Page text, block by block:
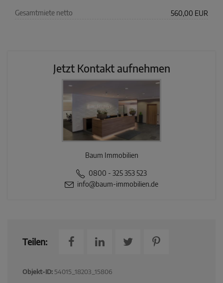
Gesamtmiete netto 560,00 EUR
Jetzt Kontakt aufnehmen
Baum Immobilien
0800 - 325 353 523
info@baum-immobilien.de
Teilen:
Objekt-ID: 54015_18203_15806